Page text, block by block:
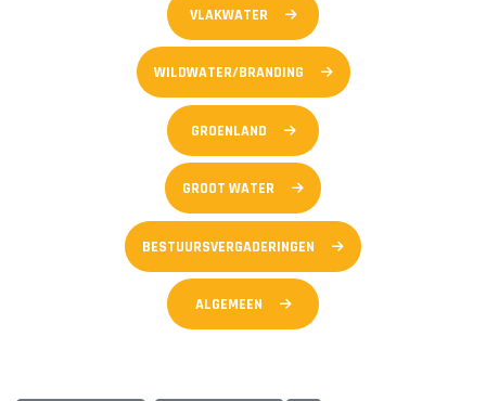
VLAKWATER
WILDWATER/BRANDING
GROENLAND
GROOT WATER
BESTUURSVERGADERINGEN
ALGEMEEN